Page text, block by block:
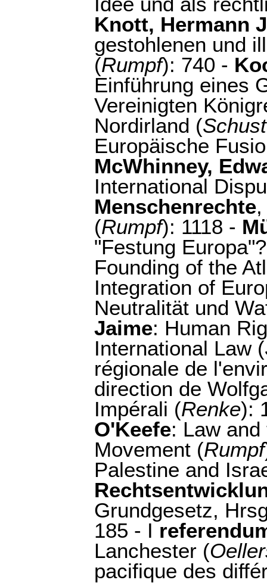
Knott, Hermann
gestohlenen und
(Rumpf): 740 -
Einführung eines
Vereinigten
Nordirland (
Europäische
McWhinney,
International
Menschenrechte
(Rumpf): 1118 -
"Festung
Founding of the
Integration of
Neutralität und
Jaime: Human
International Law (
régionale de
direction de
Impérali (Renke):
O'Keefe: Law
Movement (Rumpf
Palestine and
Grundgesetz,
185 - I
Lanchester (
pacifique des